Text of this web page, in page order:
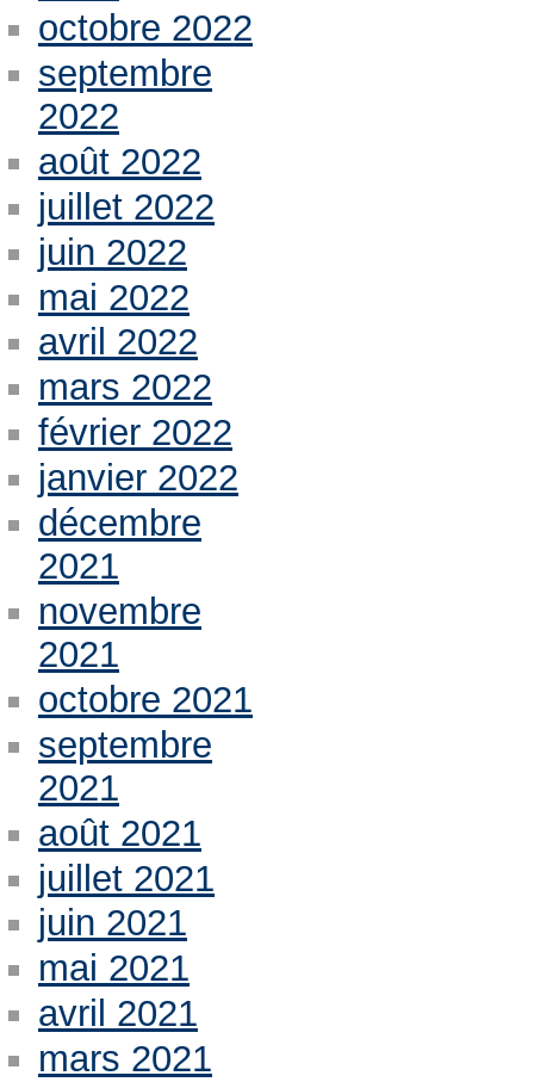
octobre 2022
septembre
2022
août 2022
juillet 2022
juin 2022
mai 2022
avril 2022
mars 2022
février 2022
janvier 2022
décembre
2021
novembre
2021
octobre 2021
septembre
2021
août 2021
juillet 2021
juin 2021
mai 2021
avril 2021
mars 2021